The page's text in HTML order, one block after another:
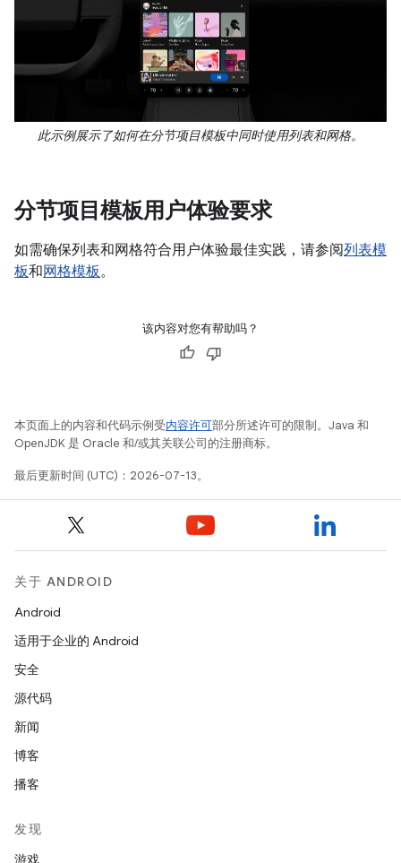
此示例展示了如何在分节项目模板中同时使用列表和网格。
分节项目模板用户体验要求
如需确保列表和网格符合用户体验最佳实践，请参阅列表模
板和网格模板。
该内容对您有帮助吗？
本页面上的内容和代码示例受内容许可部分所述许可的限制。Java 和
OpenJDK 是 Oracle 和/或其关联公司的注册商标。
最后更新时间 (UTC)：2026-07-13。
关于 ANDROID
Android
适用于企业的 Android
安全
源代码
新闻
博客
播客
发现
游戏